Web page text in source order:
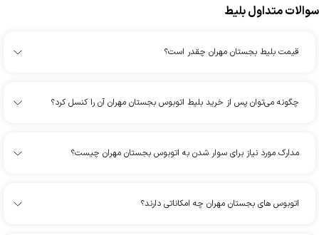
سوالات متداول بلیط
قیمت بلیط بجستان مهران چقدر است؟
چگونه می‌توان پس از خرید بلیط اتوبوس بجستان مهران آن را کنسل کرد؟
مدارک مورد نیاز برای سوار شدن به اتوبوس بجستان مهران چیست؟
اتوبوس های بجستان مهران چه امکاناتی دارند؟